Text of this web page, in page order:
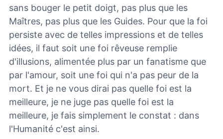
sans bouger le petit doigt, pas plus que les
Maîtres, pas plus que les Guides. Pour que la foi
persiste avec de telles impressions et de telles
idées, il faut soit une foi rêveuse remplie
d'illusions, alimentée plus par un fanatisme que
par l'amour, soit une foi qui n'a pas peur de la
mort. Et je ne vous dirai pas quelle foi est la
meilleure, je ne juge pas quelle foi est la
meilleure, je fais simplement le constat : dans
l'Humanité c'est ainsi.